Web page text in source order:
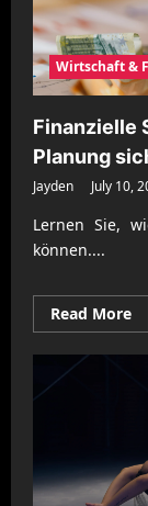
Wirtschaft &
Finanzielle
Planung
Jayden July 10,
Lernen Sie,
können....
Read More